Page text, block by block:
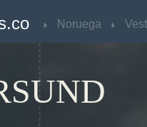
Noruega
Noruega